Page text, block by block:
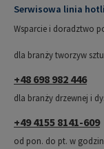
Serwisowa linia
Wsparcie i doradztwo
dla branży tworzyw
+48 698 982 446
dla branży drzewnej i
+49 4155 8141-609
od pon. do pt. w